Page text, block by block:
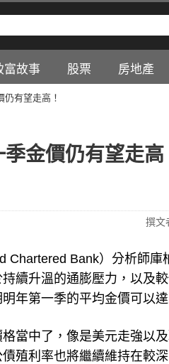
富故事 股票 房地產
有望走高！
金價仍有望走高
撰文
Chartered Bank）分析師
續升溫的通膨壓力，以及
年第一季的平均金價可以
當中了，像是美元走強以
殖利率也將繼續維持在較